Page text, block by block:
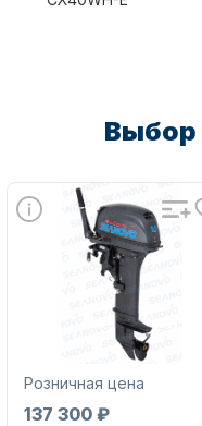
катеров
Подобрать
лодочных моторов
LED дисплей.
(Android / iOS).
Выбор
Розничная цена
137 300 ₽